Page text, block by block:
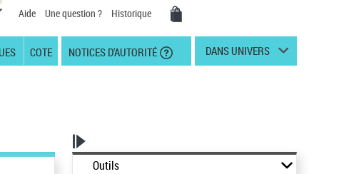
Aide Une question ? Historique
COTE NOTICES D'AUTORITÉ DANS UNIVERS
Outils